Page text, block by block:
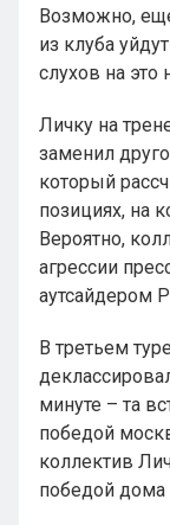
Возможно,
из клуба
слухов на это
Личку на
заменил
который
позициях, на
Вероятно,
агрессии
аутсайдером
В третьем
минуте – та
победой
коллектив
победой дома